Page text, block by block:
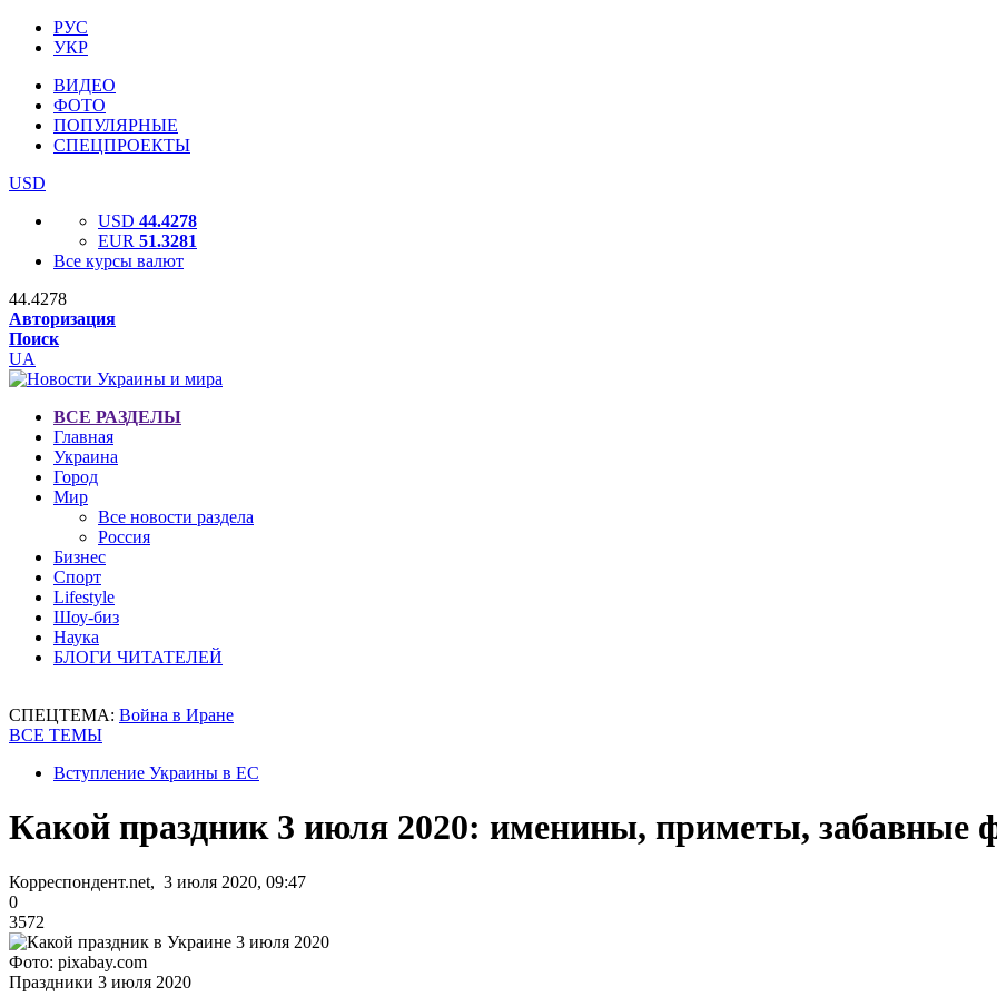
РУС
УКР
ВИДЕО
ФОТО
ПОПУЛЯРНЫЕ
СПЕЦПРОЕКТЫ
USD
USD 44.4278
EUR 51.3281
Все курсы валют
44.4278
Авторизация
Поиск
UA
ВСЕ РАЗДЕЛЫ
Главная
Украина
Город
Мир
Все новости раздела
Россия
Бизнес
Спорт
Lifestyle
Шоу-биз
Наука
БЛОГИ ЧИТАТЕЛЕЙ
СПЕЦТЕМА: Война в Иране
ВСЕ ТЕМЫ
Вступление Украины в ЕС
Какой праздник 3 июля 2020: именины, приметы, забавные
Корреспондент.net, 3 июля 2020, 09:47
0
3572
Фото: pixabay.com
Праздники 3 июля 2020